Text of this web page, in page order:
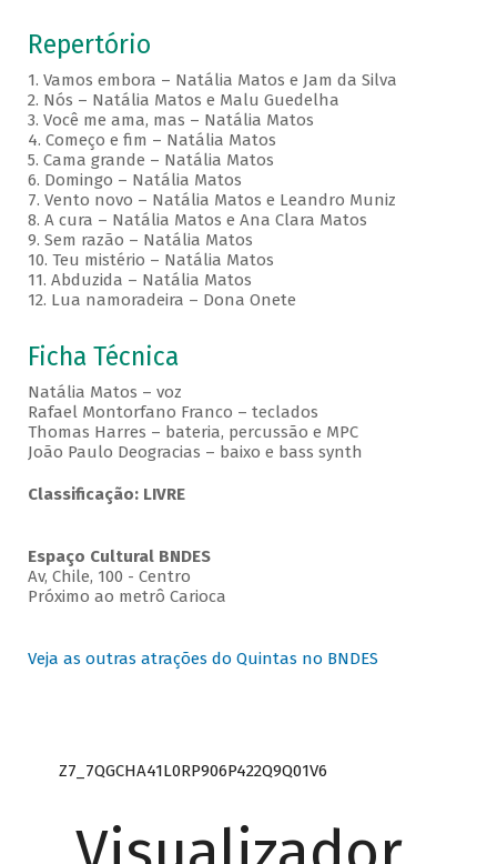
Repertório
1. Vamos embora – Natália Matos e Jam da Silva
2. Nós – Natália Matos e Malu Guedelha
3. Você me ama, mas – Natália Matos
4. Começo e fim – Natália Matos
5. Cama grande – Natália Matos
6. Domingo – Natália Matos
7. Vento novo – Natália Matos e Leandro Muniz
8. A cura – Natália Matos e Ana Clara Matos
9. Sem razão – Natália Matos
10. Teu mistério – Natália Matos
11. Abduzida – Natália Matos
12. Lua namoradeira – Dona Onete
Ficha Técnica
Natália Matos – voz
Rafael Montorfano Franco – teclados
Thomas Harres – bateria, percussão e MPC
João Paulo Deogracias – baixo e bass synth
Classificação: LIVRE
Espaço Cultural BNDES
Av, Chile, 100 - Centro
Próximo ao metrô Carioca
Veja as outras atrações do Quintas no BNDES
Z7_7QGCHA41L0RP906P422Q9Q01V6